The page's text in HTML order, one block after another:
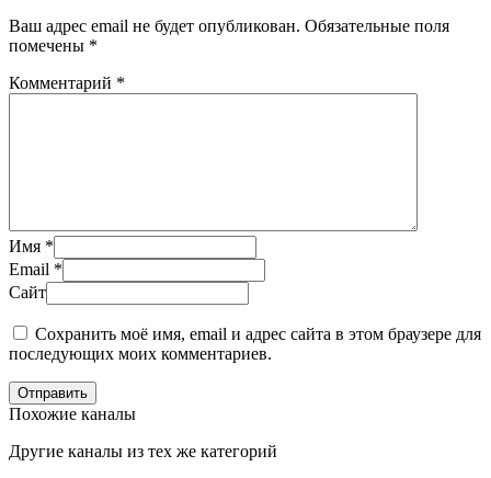
Ваш адрес email не будет опубликован. Обязательные поля
помечены *
Комментарий *
Имя *
Email *
Сайт
Сохранить моё имя, email и адрес сайта в этом браузере для
последующих моих комментариев.
Отправить
Похожие каналы
Другие каналы из тех же категорий